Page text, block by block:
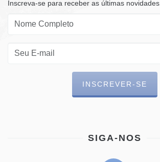
Inscreva-se para receber as últimas novidades.
SIGA-NOS